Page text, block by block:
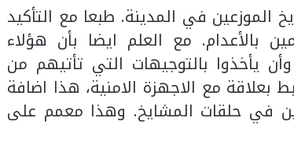
الموزعين في المدينة. طبعا مع التأكيد
بالأعدام. مع العلم ايضا بأن هؤلاء
يأخذوا بالتوجيهات التي تأتيهم من
بعلاقة مع الاجهزة الامنية، هذا اضافة
في حلقات المشايخ. وهذا معمم على